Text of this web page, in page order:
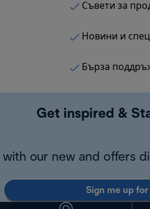
Съвети за
Новини и
Бърза
Get inspired &
with our new and offers
Sign me up for